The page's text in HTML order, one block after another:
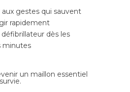
gestes qui sauvent
rapidement
défibrillateur dès les
minutes
un maillon essentiel